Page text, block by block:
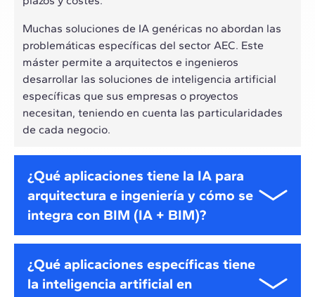
Muchas soluciones de IA genéricas no abordan las
problemáticas específicas del sector AEC. Este
máster permite a arquitectos e ingenieros
desarrollar las soluciones de inteligencia artificial
específicas que sus empresas o proyectos
necesitan, teniendo en cuenta las particularidades
de cada negocio.
¿Qué aplicaciones tiene la IA para
arquitectura e ingeniería y cómo se
integra con BIM (IA + BIM)?
la arquitectura e ingeniería generando un entorno
BIM+IA interoperable, automatizando modelados,
¿Qué aplicaciones específicas tiene
la inteligencia artificial en